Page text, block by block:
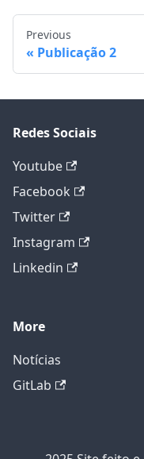
Previous
Publicação 2
Redes Sociais
Youtube
Facebook
Twitter
Instagram
Linkedin
More
Notícias
GitLab